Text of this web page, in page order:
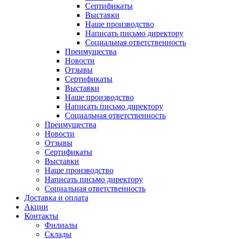
Сертификаты
Выставки
Наше производство
Написать письмо директору
Социальная ответственность
Преимущества
Новости
Отзывы
Сертификаты
Выставки
Наше производство
Написать письмо директору
Социальная ответственность
Преимущества
Новости
Отзывы
Сертификаты
Выставки
Наше производство
Написать письмо директору
Социальная ответственность
Доставка и оплата
Акции
Контакты
Филиалы
Склады